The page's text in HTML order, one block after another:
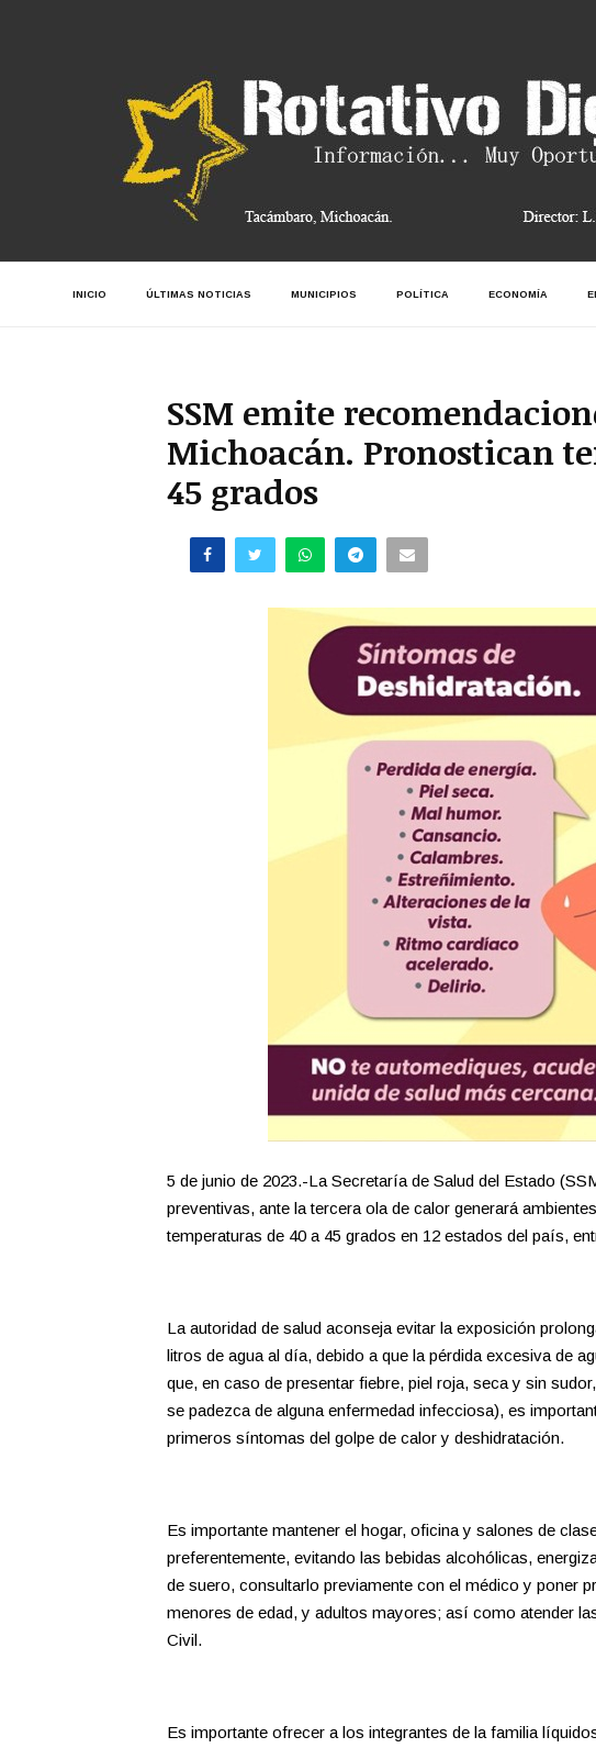
INICIO ÚLTIMAS NOTICIAS MUNICIPIOS POLÍTICA ECONOMÍA
SSM emite
Michoacán. Pronostican
45 grados
5 de junio de 2023.-La Secretaría de Salud del Estado
preventivas, ante la tercera ola de calor generará
temperaturas de 40 a 45 grados en 12 estados del país,
La autoridad de salud aconseja evitar la exposición
litros de agua al día, debido a que la pérdida excesiva de
que, en caso de presentar fiebre, piel roja, seca y sin
se padezca de alguna enfermedad infecciosa), es
primeros síntomas del golpe de calor y deshidratación.
Es importante mantener el hogar, oficina y salones de
preferentemente, evitando las bebidas alcohólicas,
de suero, consultarlo previamente con el médico y poner
menores de edad, y adultos mayores; así como atender
Civil.
Es importante ofrecer a los integrantes de la familia